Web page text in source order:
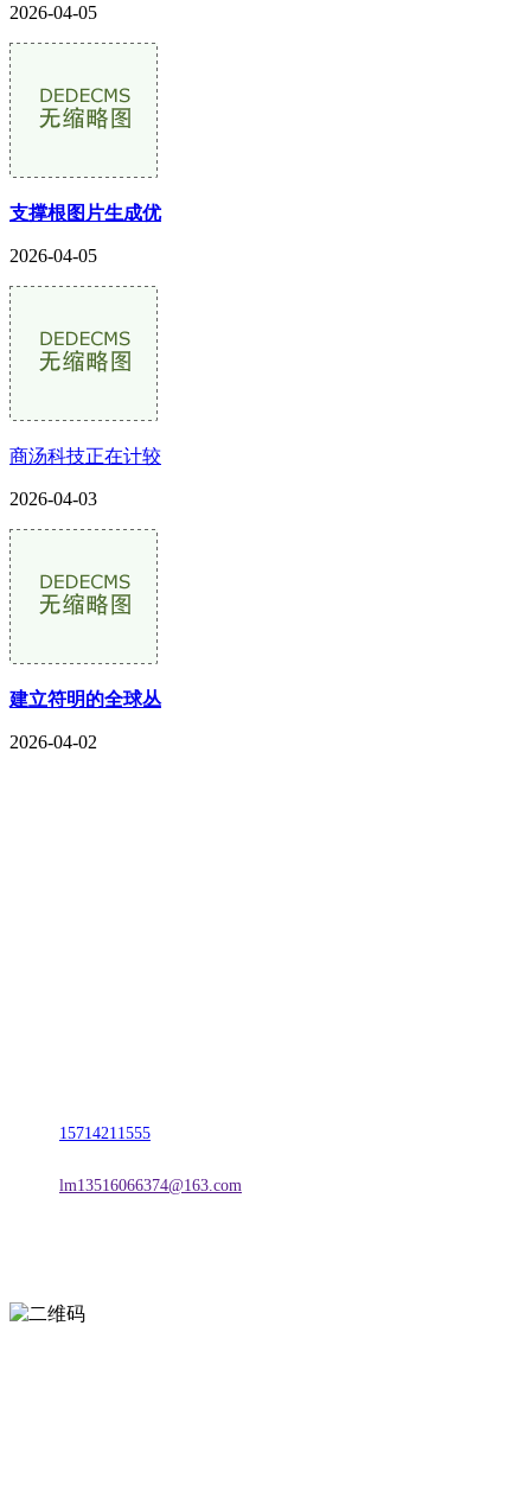
2026-04-05
支撑根图片生成优
2026-04-05
商汤科技正在计较
2026-04-03
建立符明的全球丛
2026-04-02
15714211555
lm13516066374@163.com